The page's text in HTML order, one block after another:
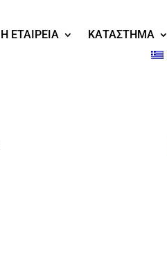
Η ΕΤΑΙΡΕΙΑ ΚΑΤΑΣΤΗΜΑ